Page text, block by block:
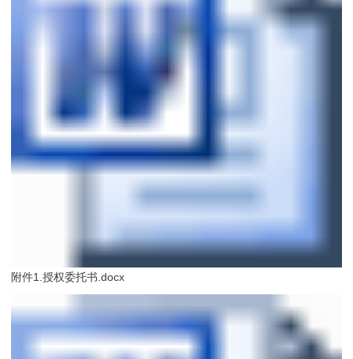
附件1.授权委托书.docx